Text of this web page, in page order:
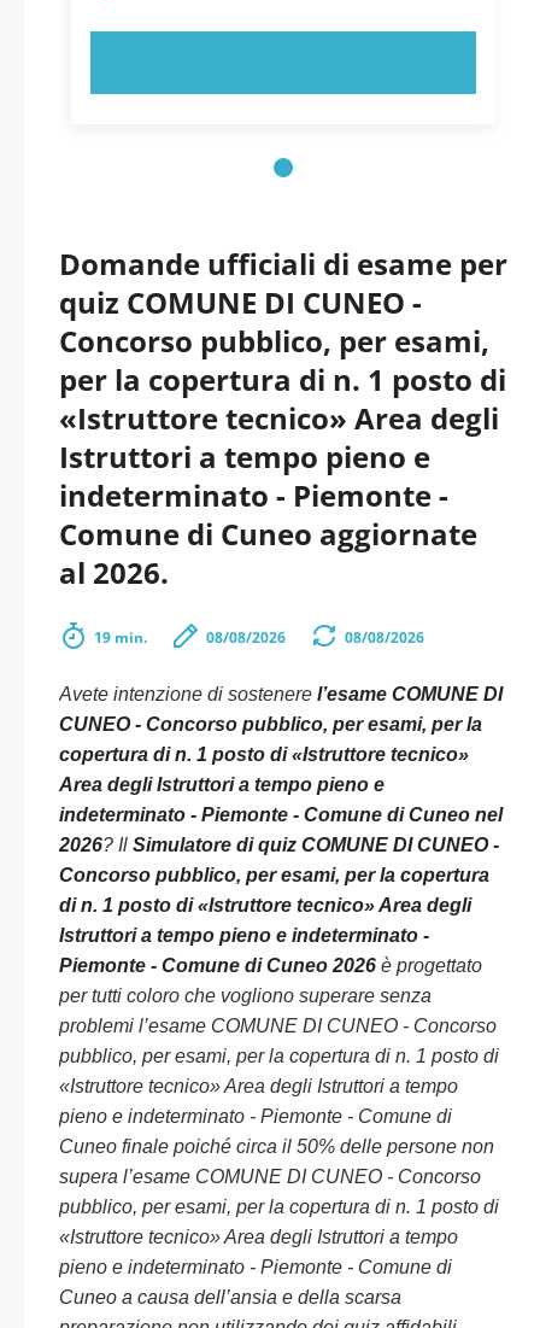
Domande ufficiali di esame per
quiz COMUNE DI CUNEO -
Concorso pubblico, per esami,
per la copertura di n. 1 posto di
«Istruttore tecnico» Area degli
Istruttori a tempo pieno e
indeterminato - Piemonte -
Comune di Cuneo aggiornate
al 2026.
19 min. 08/08/2026 08/08/2026
Avete intenzione di sostenere l’esame COMUNE DI
CUNEO - Concorso pubblico, per esami, per la
copertura di n. 1 posto di «Istruttore tecnico»
Area degli Istruttori a tempo pieno e
indeterminato - Piemonte - Comune di Cuneo nel
2026? Il Simulatore di quiz COMUNE DI CUNEO -
Concorso pubblico, per esami, per la copertura
di n. 1 posto di «Istruttore tecnico» Area degli
Istruttori a tempo pieno e indeterminato -
Piemonte - Comune di Cuneo 2026 è progettato
per tutti coloro che vogliono superare senza
problemi l’esame COMUNE DI CUNEO - Concorso
pubblico, per esami, per la copertura di n. 1 posto di
«Istruttore tecnico» Area degli Istruttori a tempo
pieno e indeterminato - Piemonte - Comune di
Cuneo finale poiché circa il 50% delle persone non
supera l’esame COMUNE DI CUNEO - Concorso
pubblico, per esami, per la copertura di n. 1 posto di
«Istruttore tecnico» Area degli Istruttori a tempo
pieno e indeterminato - Piemonte - Comune di
Cuneo a causa dell’ansia e della scarsa